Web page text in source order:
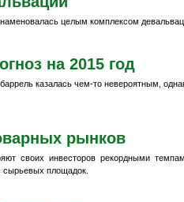
целым комплексом
на 2015 год
казалась чем-то невероятным,
рынков
своих инвесторов рекордными
сырьевых площадок.